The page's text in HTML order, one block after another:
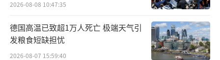
2026-08-08 10:47:35
德国高温已致超1万人死亡 极端天气引
发粮食短缺担忧
2026-08-07 15:59:40